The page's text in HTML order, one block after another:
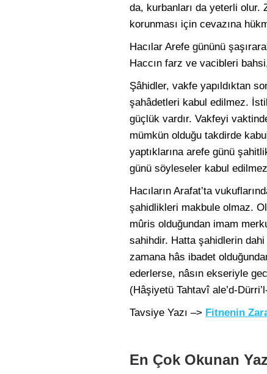
da, kurbanları da yeterli olur.
korunması için cevazına
Hacılar Arefe gününü
Haccın farz ve vacibleri
Şâhidler, vakfe yapıldıktan
şahâdetleri kabul edilmez.
güçlük vardır. Vakfeyi
mümkün olduğu takdirde
yaptıklarına arefe günü
günü söyleseler kabul
Hacıların Arafat’ta
şahidlikleri makbule olmaz.
mûris olduğundan imam
sahihdir. Hatta şahidlerin
zamana hâs ibadet
ederlerse, nâsın ekseriyle
(Hâşiyetü Tahtavî ale’d-
Tavsiye Yazı –> Fitnenin
En Çok Okunan